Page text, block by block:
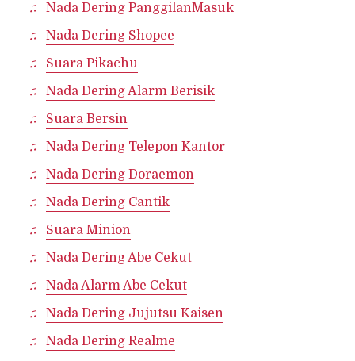
Nada Dering PanggilanMasuk
Nada Dering Shopee
Suara Pikachu
Nada Dering Alarm Berisik
Suara Bersin
Nada Dering Telepon Kantor
Nada Dering Doraemon
Nada Dering Cantik
Suara Minion
Nada Dering Abe Cekut
Nada Alarm Abe Cekut
Nada Dering Jujutsu Kaisen
Nada Dering Realme